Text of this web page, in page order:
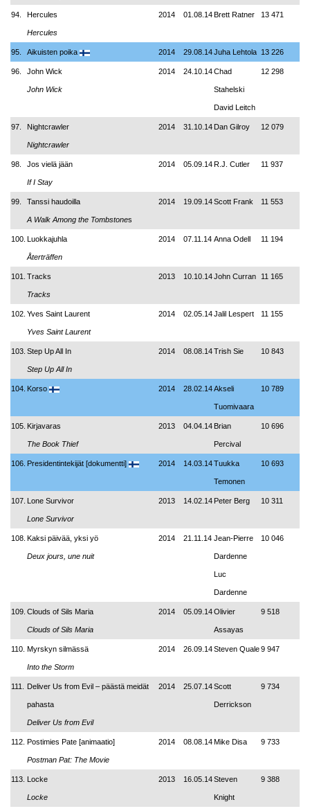
94. Hercules
Hercules
2014 01.08.14Brett Ratner 13 471
95. Aikuisten poika 2014 29.08.14Juha Lehtola 13 226
96. John Wick
John Wick
2014 24.10.14Chad
Stahelski
David Leitch
12 298
97. Nightcrawler
Nightcrawler
2014 31.10.14 Dan Gilroy 12 079
98. Jos vielä jään
If I Stay
2014 05.09.14R.J. Cutler 11 937
99. Tanssi haudoilla
A Walk Among the Tombstones
2014 19.09.14Scott Frank 11 553
100. Luokkajuhla
Återträffen
2014 07.11.14 Anna Odell 11 194
101. Tracks
Tracks
2013 10.10.14John Curran 11 165
102. Yves Saint Laurent
Yves Saint Laurent
2014 02.05.14Jalil Lespert 11 155
103. Step Up All In
Step Up All In
2014 08.08.14Trish Sie 10 843
104. Korso 2014 28.02.14Akseli
Tuomivaara
10 789
105. Kirjavaras
The Book Thief
2013 04.04.14 Brian
Percival
10 696
106. Presidentintekijät [dokumentti] 2014 14.03.14Tuukka
Temonen
10 693
107. Lone Survivor
Lone Survivor
2013 14.02.14 Peter Berg 10 311
108. Kaksi päivää, yksi yö
Deux jours, une nuit
2014 21.11.14 Jean-Pierre
Dardenne
Luc
Dardenne
10 046
109. Clouds of Sils Maria
Clouds of Sils Maria
2014 05.09.14Olivier
Assayas
9 518
110. Myrskyn silmässä
Into the Storm
2014 26.09.14Steven Quale9 947
111. Deliver Us from Evil – päästä meidät
pahasta
Deliver Us from Evil
2014 25.07.14Scott
Derrickson
9 734
112. Postimies Pate [animaatio]
Postman Pat: The Movie
2014 08.08.14Mike Disa 9 733
113. Locke
Locke
2013 16.05.14Steven
Knight
9 388